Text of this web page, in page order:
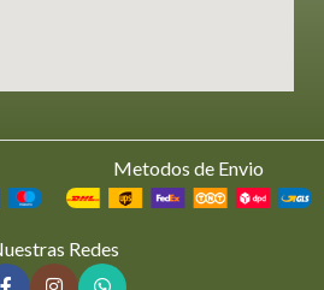
Metodos de Envio
Redes